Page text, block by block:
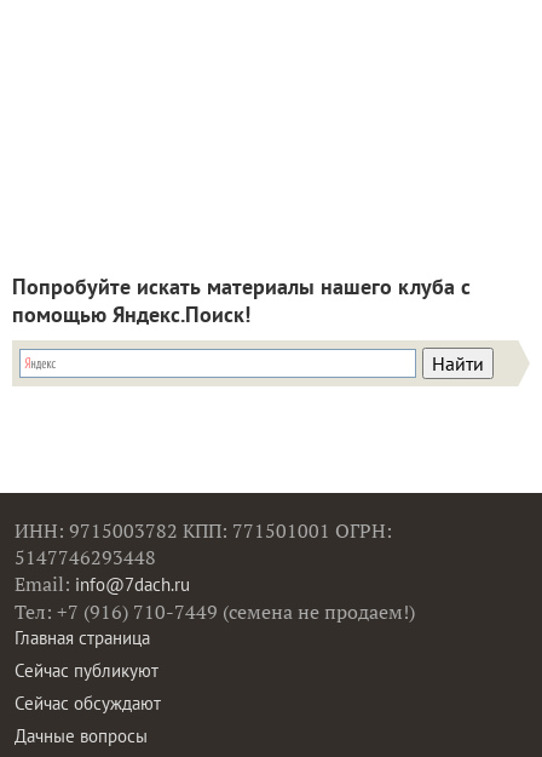
Попробуйте искать материалы нашего клуба с
помощью Яндекс.Поиск!
ИНН: 9715003782 КПП: 771501001 ОГРН:
5147746293448
Email: info@7dach.ru
Тел: +7 (916) 710-7449 (семена не продаем!)
Главная страница
Сейчас публикуют
Сейчас обсуждают
Дачные вопросы